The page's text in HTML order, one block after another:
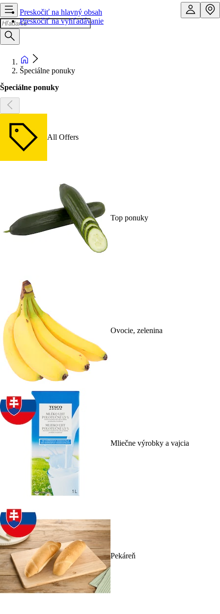
Preskočiť na hlavný obsah
Preskočiť na vyhľadávanie
Špeciálne ponuky
Špeciálne ponuky
All Offers
Top ponuky
Ovocie, zelenina
Mliečne výrobky a vajcia
Pekáreň